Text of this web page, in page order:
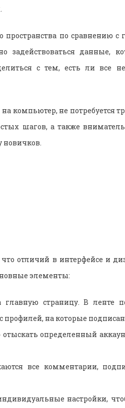
по сравнению с
задействоваться данные,
с тем, есть ли все
компьютер, не потребуется
шагов, а также
новичков.
отличий в интерфейсе и
элементы:
страницу. В ленте
профилей, на которые
определенный
все комментарии,
настройки,